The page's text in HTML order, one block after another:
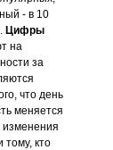
- в 10
Цифры
на
за
что день
меняется
изменения
тому, кто